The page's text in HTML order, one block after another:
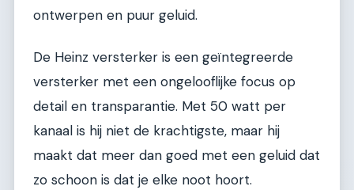
ontwerpen en puur geluid.
De Heinz versterker is een geïntegreerde
versterker met een ongelooflijke focus op
detail en transparantie. Met 50 watt per
kanaal is hij niet de krachtigste, maar hij
maakt dat meer dan goed met een geluid dat
zo schoon is dat je elke noot hoort.